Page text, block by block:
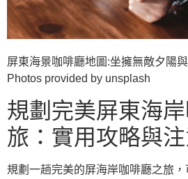
屏東海景咖啡廳地圖:坐擁無敵夕陽
Photos provided by unsplash
規劃完美屏東海
旅：實用攻略與
規劃一趟完美的屏海岸咖啡廳之旅